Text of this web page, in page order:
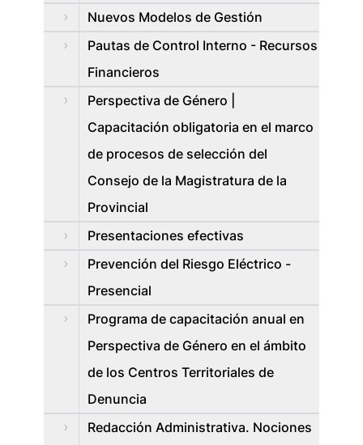
Nuevos Modelos de Gestión
Pautas de Control Interno - Recursos
Financieros
Perspectiva de Género |
Capacitación obligatoria en el marco
de procesos de selección del
Consejo de la Magistratura de la
Provincial
Presentaciones efectivas
Prevención del Riesgo Eléctrico -
Presencial
Programa de capacitación anual en
Perspectiva de Género en el ámbito
de los Centros Territoriales de
Denuncia
Redacción Administrativa. Nociones